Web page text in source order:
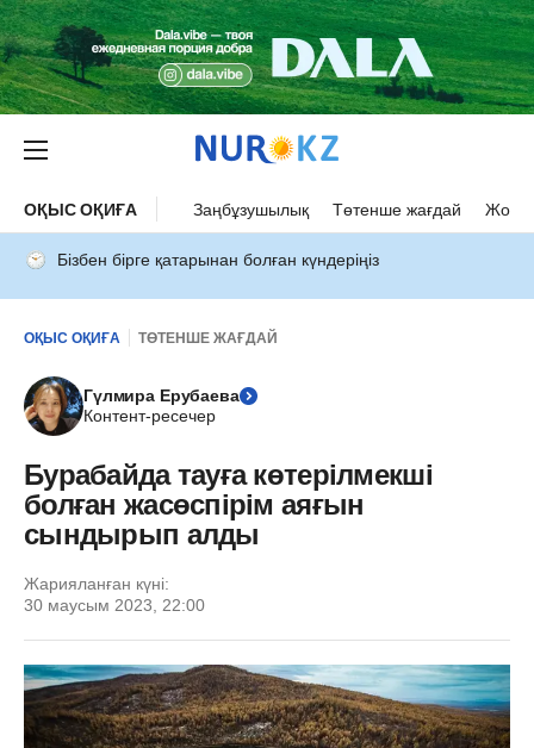
ОҚЫС ОҚИҒА Заңбұзушылық Төтенше жағдай Жол
Бізбен бірге қатарынан болған күндеріңіз
ОҚЫС ОҚИҒА ТӨТЕНШЕ ЖАҒДАЙ
Гүлмира Ерубаева
Контент-ресечер
Бурабайда тауға көтерілмекші
болған жасөспірім аяғын
сындырып алды
Жарияланған күні:
30 маусым 2023, 22:00